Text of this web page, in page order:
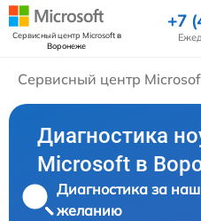
Сервисный центр Microsoftв
Воронеже
+7
Сервисный центр
Диагностика
Microsoft в
Диагностика за наш
желанию